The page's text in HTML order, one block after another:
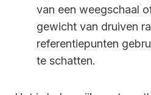
van een weegschaal
gewicht van druiven
referentiepunten
te schatten.